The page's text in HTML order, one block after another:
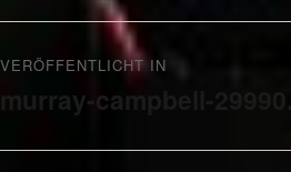
VERÖFFENTLICHT IN
murray-campbell-